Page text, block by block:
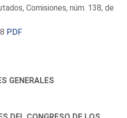
Comisiones, núm. 138, de
PDF
GENERALES